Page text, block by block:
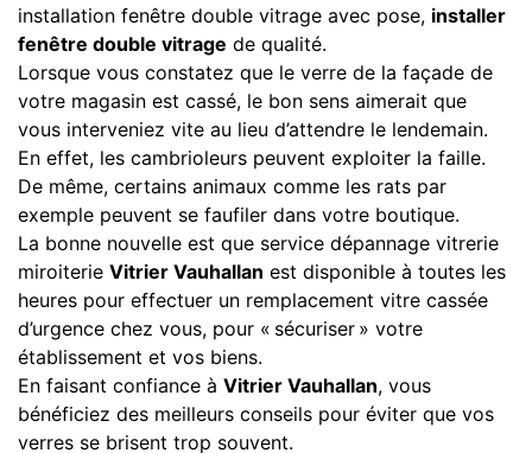
installation fenêtre double vitrage avec pose, installer
fenêtre double vitrage de qualité.
Lorsque vous constatez que le verre de la façade de
votre magasin est cassé, le bon sens aimerait que
vous interveniez vite au lieu d’attendre le lendemain.
En effet, les cambrioleurs peuvent exploiter la faille.
De même, certains animaux comme les rats par
exemple peuvent se faufiler dans votre boutique.
La bonne nouvelle est que service dépannage vitrerie
miroiterie Vitrier Vauhallan est disponible à toutes les
heures pour effectuer un remplacement vitre cassée
d’urgence chez vous, pour « sécuriser » votre
établissement et vos biens.
En faisant confiance à Vitrier Vauhallan, vous
bénéficiez des meilleurs conseils pour éviter que vos
verres se brisent trop souvent.